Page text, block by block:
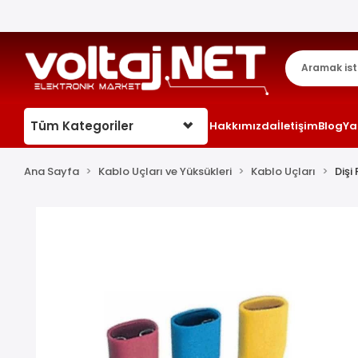
Tüm Kategoriler HakkımızdaİletişimBlog
Ana Sayfa Kablo Uçları ve Yüksükleri Kablo Uçları Dişi